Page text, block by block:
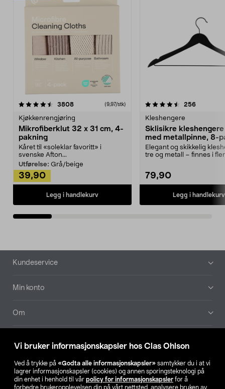
Vi bruker informasjonskapsler hos Clas Ohlson
Ved å trykke på «Godta alle informasjonskapsler» samtykker du i at vi
lagrer informasjonskapsler (cookies) og annen sporingsteknologi på
din enhet i henhold til vår policy for informasjonskapsler for å
forbedre brukeropplevelsen din på vårt nettsted, analysere bruken av
3808anmeldelser(9,97/stk)
Kjøkkenrengjøring
Mikrofiberklut 32 x 31 cm, 4-
pakning
Kåret til «soleklar favoritt» i
svenske Afton...
Utførelse: Grå/beige
39,90
Legg i handlekurv
4.5av 5 stjerner 256
Kleshengere
Sklisikre
med metallpinne, 8-
Elegant og skikkelig
tre og metall – finnes i
79,90
Legg i handlekurv
4.5av 5 stjerner
Bunntekst
Kundeservice
Min konto
Om
Våre selskaper
Finn din butikk